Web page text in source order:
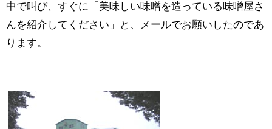
中で叫び、すぐに「美味しい味噌を造っている味噌屋さ
んを紹介してください」と、メールでお願いしたのであ
ります。